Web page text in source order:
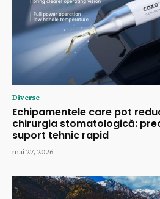
Diverse
Echipamentele care pot
chirurgia stomatologică:
suport tehnic rapid
mai 27, 2026